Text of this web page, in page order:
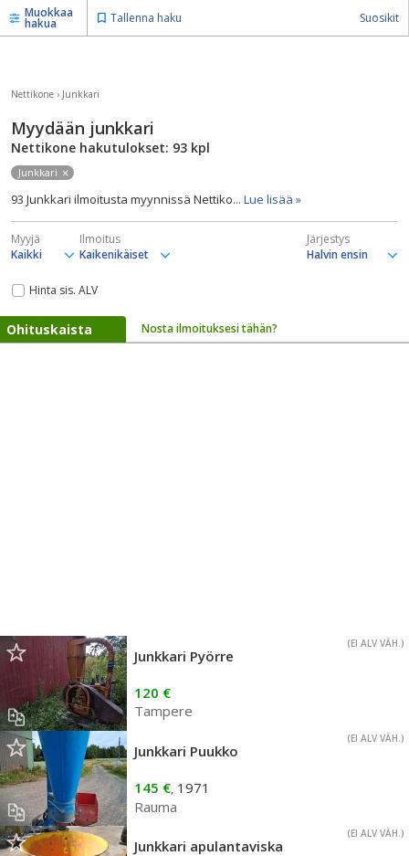
Muokkaa
hakua Tallenna haku Suosikit
Nettikone › Junkkari
Myydään junkkari
Nettikone hakutulokset: 93 kpl
Junkkari
93 Junkkari ilmoitusta myynnissä Nettiko... Lue lisää »
Myyjä Ilmoitus Järjestys
Hinta sis. ALV
Ohituskaista Nosta ilmoituksesi tähän?
(EI ALV VÄH.)
Junkkari Pyörre
120 €
Tampere
(EI ALV VÄH.)
Junkkari Puukko
145 €, 1971
Rauma
(EI ALV VÄH.)
Junkkari apulantaviska